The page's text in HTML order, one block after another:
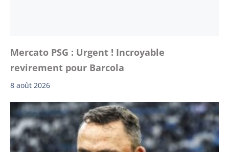
Mercato PSG : Urgent ! Incroyable
revirement pour Barcola
8 août 2026